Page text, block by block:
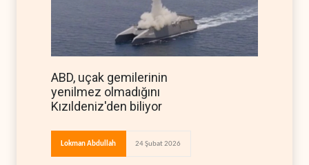
ABD, uçak gemilerinin
yenilmez olmadığını
Kızıldeniz'den biliyor
Lokman Abdullah 24 Şubat 2026